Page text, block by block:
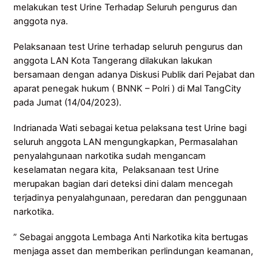
melakukan test Urine Terhadap Seluruh pengurus dan
anggota nya.
Pelaksanaan test Urine terhadap seluruh pengurus dan
anggota LAN Kota Tangerang dilakukan lakukan
bersamaan dengan adanya Diskusi Publik dari Pejabat dan
aparat penegak hukum ( BNNK – Polri ) di Mal TangCity
pada Jumat (14/04/2023).
Indrianada Wati sebagai ketua pelaksana test Urine bagi
seluruh anggota LAN mengungkapkan, Permasalahan
penyalahgunaan narkotika sudah mengancam
keselamatan negara kita, Pelaksanaan test Urine
merupakan bagian dari deteksi dini dalam mencegah
terjadinya penyalahgunaan, peredaran dan penggunaan
narkotika.
” Sebagai anggota Lembaga Anti Narkotika kita bertugas
menjaga asset dan memberikan perlindungan keamanan,